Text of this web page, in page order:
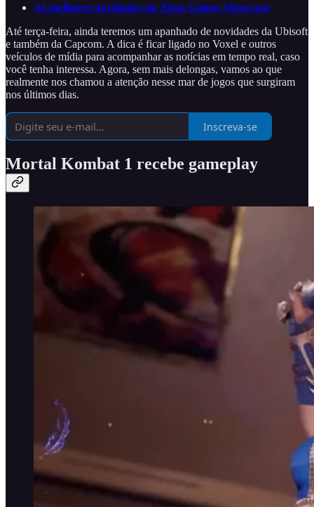
As melhores novidades da Xbox Games Showcase
Até terça-feira, ainda teremos um apanhado de novidades da Ubisoft
e também da Capcom. A dica é ficar ligado no Voxel e outros
veículos de mídia para acompanhar as notícias em tempo real, caso
você tenha interessa. Agora, sem mais delongas, vamos ao que
realmente nos chamou a atenção nesse mar de jogos que surgiram
nos últimos dias.
Inscreva-se
Mortal Kombat 1 recebe gameplay